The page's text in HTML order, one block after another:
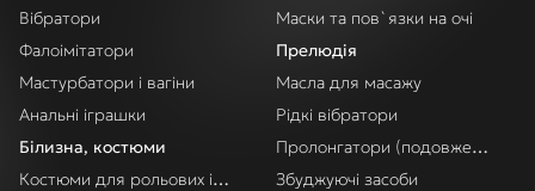
Вібратори
Фалоімітатори
Мастурбатори і вагіни
Анальні іграшки
Білизна, костюми
Костюми для рольових ігор
Маски та пов`язки на очі
Прелюдія
Масла для масажу
Рідкі вібратори
Пролонгатори (подовження
Збуджуючі засоби